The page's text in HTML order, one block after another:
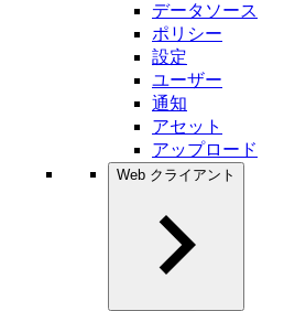
データソース
ポリシー
設定
ユーザー
通知
アセット
アップロード
Web クライアント